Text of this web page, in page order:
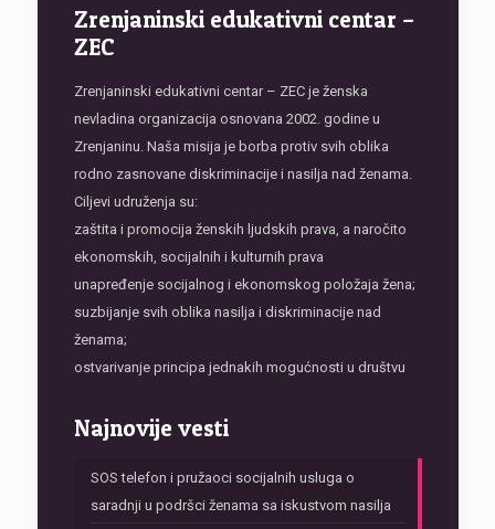
Zrenjaninski edukativni centar –
ZEC
Zrenjaninski edukativni centar – ZEC je ženska
nevladina organizacija osnovana 2002. godine u
Zrenjaninu. Naša misija je borba protiv svih oblika
rodno zasnovane diskriminacije i nasilja nad ženama.
Ciljevi udruženja su:
zaštita i promocija ženskih ljudskih prava, a naročito
ekonomskih, socijalnih i kulturnih prava
unapređenje socijalnog i ekonomskog položaja žena;
suzbijanje svih oblika nasilja i diskriminacije nad
ženama;
ostvarivanje principa jednakih mogućnosti u društvu
Najnovije vesti
SOS telefon i pružaoci socijalnih usluga o
saradnji u podršci ženama sa iskustvom nasilja